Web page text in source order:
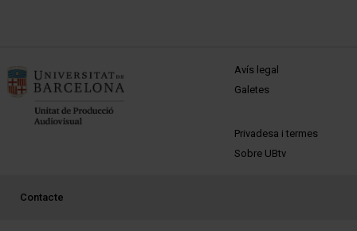
MENÚ PEU 1
Avís legal
Galetes
PEU 2
Privadesa i termes
Sobre UBtv
PEU 3
Contacte